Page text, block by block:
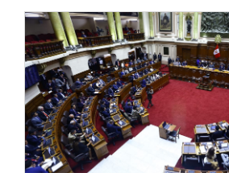
texto aprobado del dictamen
ley 4943, 5067, 5387, 5943, 6021,
7629, que propone fortalecer
reactivación económica de las
acceso a crédito, generación de
estatales para dinamizar la
primera votación y exonerado de
sesión del Pleno del 14 de mayo de